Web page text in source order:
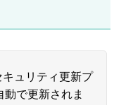
ュリティ更新プ
で更新されま